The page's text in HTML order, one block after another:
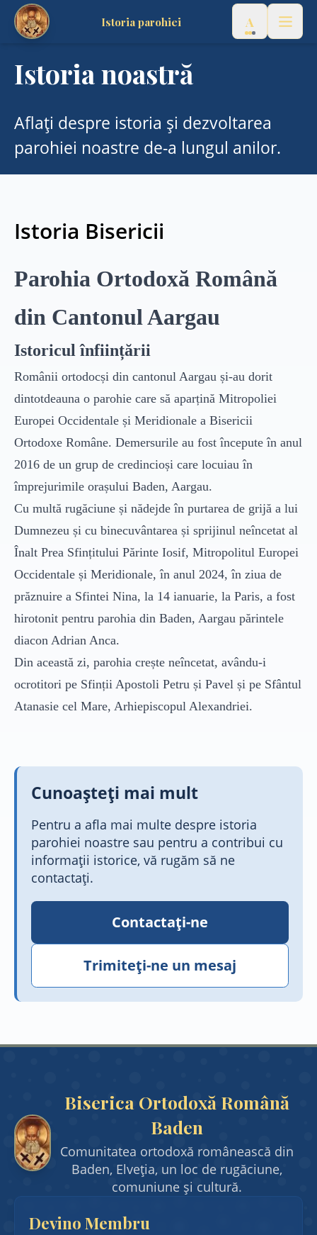
Istoria parohiei A
Acasă
Istoria parohiei
Preotul nostru
Servicii
Slujbe
Comunitate
Resurse Ortodoxe
Resurse Ortodoxe
Nevoințe
Cele 8 gânduri ale răutății
Cele 8 virtuți
Scara Virtuților
Cercetarea conștiinței
Favorite
Grupuri de tineret
Școala parohială
Tabere
Activități social-filantropice
Comunitate
Informații
Rețele Sociale
Istoria noastră
Aflați despre istoria și dezvoltarea
parohiei noastre de-a lungul anilor.
Istoria Bisericii
Parohia Ortodoxă Română
din Cantonul Aargau
Istoricul înființării
Românii ortodocși din cantonul Aargau și-au dorit
dintotdeauna o parohie care să aparțină Mitropoliei
Europei Occidentale și Meridionale a Bisericii
Ortodoxe Române. Demersurile au fost începute în anul
2016 de un grup de credincioși care locuiau în
împrejurimile orașului Baden, Aargau.
Cu multă rugăciune și nădejde în purtarea de grijă a lui
Dumnezeu și cu binecuvântarea și sprijinul neîncetat al
Înalt Prea Sfințitului Părinte Iosif, Mitropolitul Europei
Occidentale și Meridionale, în anul 2024, în ziua de
prăznuire a Sfintei Nina, la 14 ianuarie, la Paris, a fost
hirotonit pentru parohia din Baden, Aargau părintele
diacon Adrian Anca.
Din această zi, parohia crește neîncetat, avându-i
ocrotitori pe Sfinții Apostoli Petru și Pavel și pe Sfântul
Atanasie cel Mare, Arhiepiscopul Alexandriei.
Cunoașteți mai mult
Pentru a afla mai multe despre istoria
parohiei noastre sau pentru a contribui cu
informații istorice, vă rugăm să ne
contactați.
Contactați-ne
Trimiteți-ne un mesaj
Biserica Ortodoxă Română
Baden
Comunitatea ortodoxă românească din
Baden, Elveția, un loc de rugăciune,
comuniune și cultură.
Devino Membru